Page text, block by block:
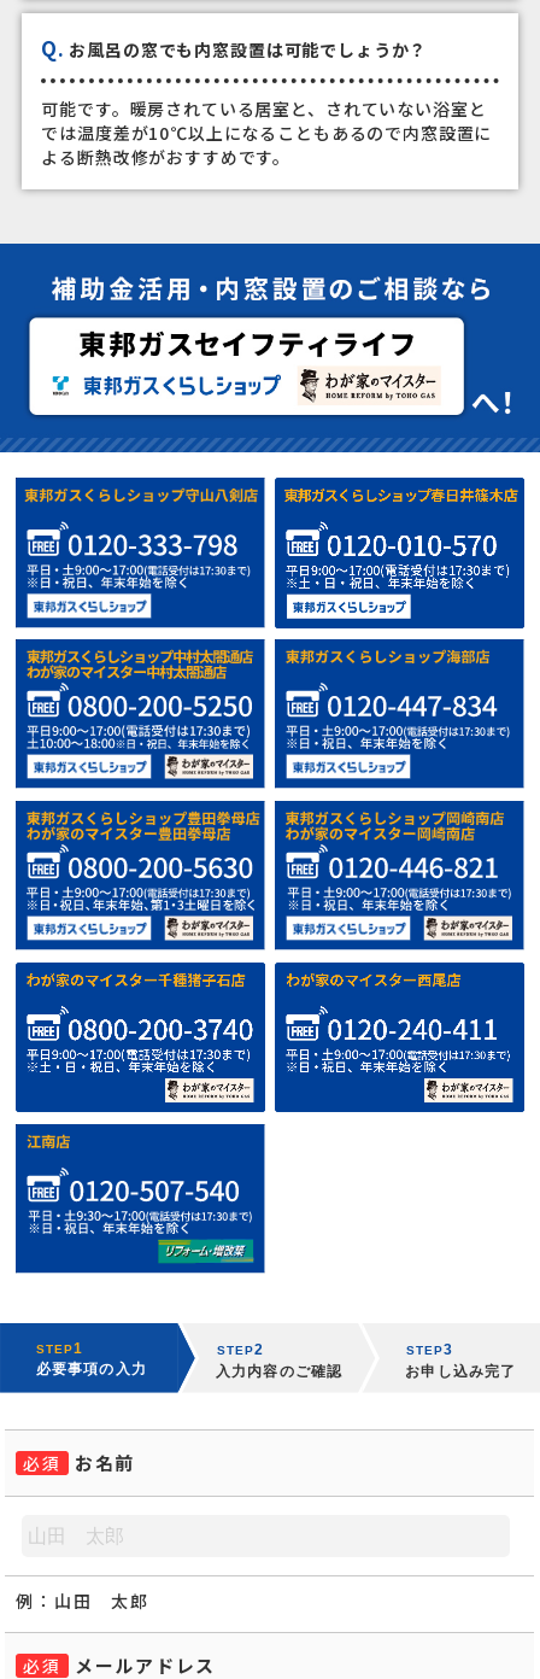
Q. お風呂の窓でも内窓設置は可能でしょうか？
可能です。暖房されている居室と、されていない浴室と
では温度差が10℃以上になることもあるので内窓設置に
よる断熱改修がおすすめです。
必須 お名前
例： 山田 太郎
必須 メールアドレス